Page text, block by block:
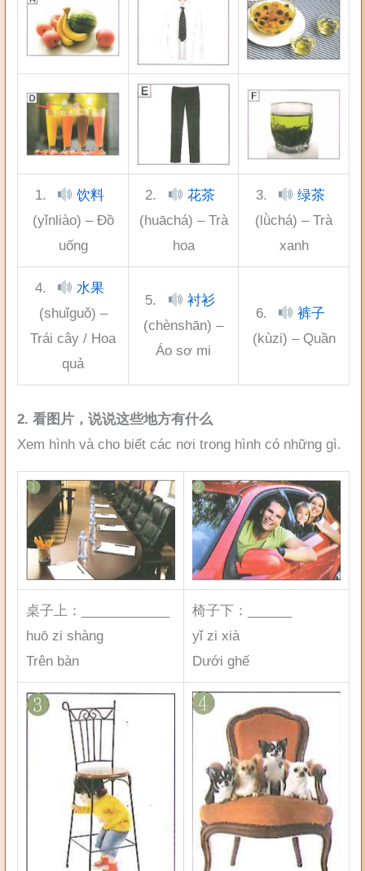
1.
饮料
(yǐnliào) – Đồ
uống
2.
花茶
(huāchá) – Trà
hoa
3.
绿茶
(lǜchá) – Trà
xanh
4.
水果
(shuǐguǒ) –
Trái cây / Hoa
quả
5.
衬衫
(chènshān) –
Áo sơ mi
6.
裤子
(kùzi) – Quần
2. 看图片，说说这些地方有什么
Xem hình và cho biết các nơi trong hình có những gì.
桌子上：____________
huō zi shàng
Trên bàn
椅子下：______
yǐ zi xià
Dưới ghế